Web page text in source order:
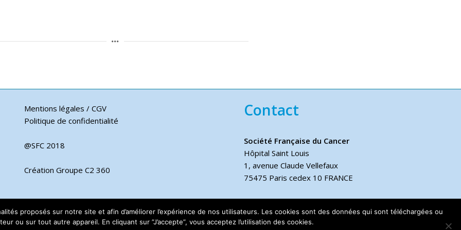
Mentions légales / CGV
Politique de confidentialité
@SFC 2018
Création Groupe C2 360
Contact
Société Française du Cancer
Hôpital Saint Louis
1, avenue Claude Vellefaux
75475 Paris cedex 10 FRANCE
Téléphone
+33 6 17 44 70 76
proposés sur notre site et afin d’améliorer l’expérience de nos utilisateurs. Les cookies sont des données qui sont téléchargées ou
ou sur tout autre appareil. En cliquant sur ”J’accepte”, vous acceptez l’utilisation des cookies.